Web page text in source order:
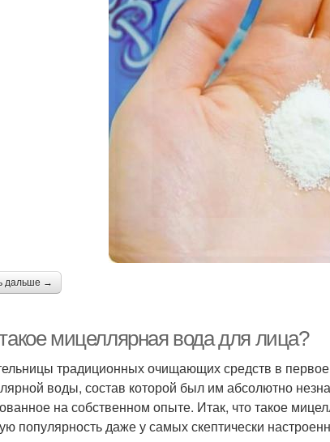
дальше →
мицеллярная вода для лица?
традиционных очищающих средств в
воды, состав которой был им абсолютно
на собственном опыте. Итак, что такое
популярность даже у самых скептически